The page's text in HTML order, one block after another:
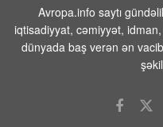
Bu gün
karvanı yola
05 AVQUST
Ali
göndərildi –
Avropa.info saytı
iqtisadiyyat, cəmiyyət,
dünyada baş verən ən